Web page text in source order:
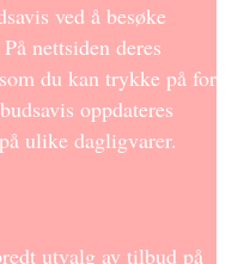
ved å besøke
nettsiden deres
du kan trykke på for
oppdateres
ulike dagligvarer.
utvalg av tilbud på